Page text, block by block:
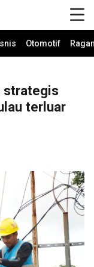
Otomotif
strategis
terluar